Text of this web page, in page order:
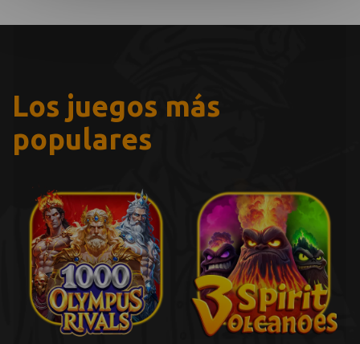
Los juegos más
populares